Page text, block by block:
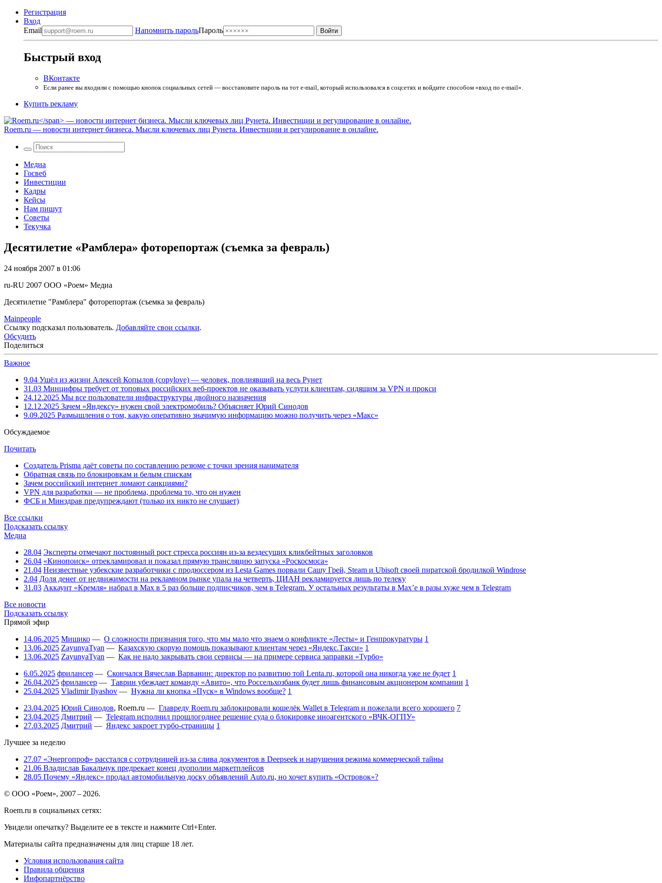
Регистрация
Вход
Email
Напомнить парольПароль
Быстрый вход
ВКонтакте
Если ранее вы входили с помощью кнопок социальных сетей — восстановите пароль на тот e-mail, который использовался в соцсетях и войдите способом «вход по e-mail».
Купить рекламу
Roem.ru — новости интернет бизнеса. Мысли ключевых лиц Рунета. Инвестиции и регулирование в онлайне.
Медиа
Госвеб
Инвестиции
Кадры
Кейсы
Нам пишут
Советы
Текучка
Десятилетие «Рамблера» фоторепортаж (съемка за февраль)
24 ноября 2007 в 01:06
ru-RU 2007 ООО «Роем» Медиа
Десятилетие "Рамблера" фоторепортаж (съемка за февраль)
Mainpeople
Ссылку подсказал пользователь. Добавляйте свои ссылки.
Обсудить
Поделиться
Важное
9.04 Ушёл из жизни Алексей Копылов (copylove) — человек, повлиявший на весь Рунет
31.03 Минцифры требует от топовых российских веб-проектов не оказывать услуги клиентам, сидящим за VPN и прокси
24.12.2025 Мы все пользователи инфраструктуры двойного назначения
12.12.2025 Зачем «Яндексу» нужен свой электромобиль? Объясняет Юрий Синодов
9.09.2025 Размышления о том, какую оперативно значимую информацию можно получить через «Макс»
Обсуждаемое
Почитать
Создатель Prisma даёт советы по составлению резюме с точки зрения нанимателя
Обратная связь по блокировкам и белым спискам
Зачем российский интернет ломают санкциями?
VPN для разработки — не проблема, проблема то, что он нужен
ФСБ и Минздрав предупреждают (только их никто не слушает)
Все ссылки
Подсказать ссылку
Медиа
28.04 Эксперты отмечают постоянный рост стресса россиян из-за вездесущих кликбейтных заголовков
26.04 «Кинопоиск» отрекламировал и показал прямую трансляцию запуска «Роскосмоса»
21.04 Неизвестные узбекские разработчики с продюссером из Lesta Games порвали Сашу Грей, Steam и Ubisoft своей пиратской бродилкой Windrose
2.04 Доля денег от недвижимости на рекламном рынке упала на четверть, ЦИАН рекламируется лишь по телеку
31.03 Аккаунт «Кремля» набрал в Max в 5 раз больше подписчиков, чем в Telegram. У остальных результаты в Max’е в разы хуже чем в Telegram
Все новости
Подсказать ссылку
Прямой эфир
14.06.2025 Мишико — О сложности признания того, что мы мало что знаем о конфликте «Лесты» и Генпрокуратуры 1
13.06.2025 ZayunyaTyan — Казахскую скорую помощь показывают клиентам через «Яндекс.Такси» 1
13.06.2025 ZayunyaTyan — Как не надо закрывать свои сервисы — на примере сервиса заправки «Турбо»
6.05.2025 фрилансер — Скончался Вячеслав Варванин: директор по развитию той Lenta.ru, которой она никогда уже не будет 1
26.04.2025 фрилансер — Таврин убеждает команду «Авито», что Россельхозбанк будет лишь финансовым акционером компании 1
25.04.2025 Vladimir Ilyashov — Нужна ли кнопка «Пуск» в Windows вообще? 1
23.04.2025 Юрий Синодов, Roem.ru — Главреду Roem.ru заблокировали кошелёк Wallet в Telegram и пожелали всего хорошего 7
23.04.2025 Дмитрий — Telegram исполнил прошлогоднее решение суда о блокировке иноагентского «ВЧК-ОГПУ»
27.03.2025 Дмитрий — Яндекс закроет турбо-страницы 1
Лучшее за неделю
27.07 «Энергопроф» расстался с сотрудницей из-за слива документов в Deepseek и нарушения режима коммерческой тайны
21.06 Владислав Бакальчук предрекает конец дуополии маркетплейсов
28.05 Почему «Яндекс» продал автомобильную доску объявлений Auto.ru, но хочет купить «Островок»?
© ООО «Роем», 2007 – 2026.
Roem.ru в социальных сетях:
Увидели опечатку? Выделите ее в тексте и нажмите Ctrl+Enter.
Материалы сайта предназначены для лиц старше 18 лет.
Условия использования сайта
Правила общения
Инфопартнёрство